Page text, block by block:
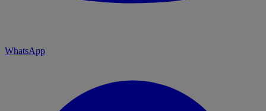
WhatsApp